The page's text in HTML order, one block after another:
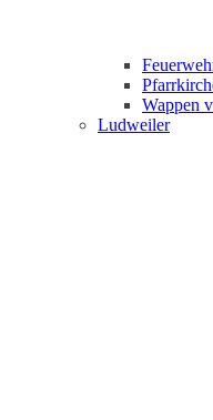
Wappen
Ludweiler